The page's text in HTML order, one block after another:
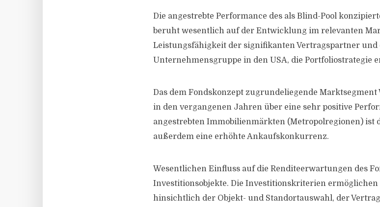
Die angestrebte Performance des als Blind-Pool
beruht wesentlich auf der Entwicklung im relevanten
Leistungsfähigkeit der signifikanten Vertragspartner und
Unternehmensgruppe in den USA, die Portfoliostrategie
Das dem Fondskonzept zugrundeliegende
in den vergangenen Jahren über eine sehr positive
angestrebten Immobilienmärkten (Metropolregionen) ist
außerdem eine erhöhte Ankaufskonkurrenz.
Wesentlichen Einfluss auf die Renditeerwartungen des
Investitionsobjekte. Die Investitionskriterien ermöglichen
hinsichtlich der Objekt- und Standortauswahl, der